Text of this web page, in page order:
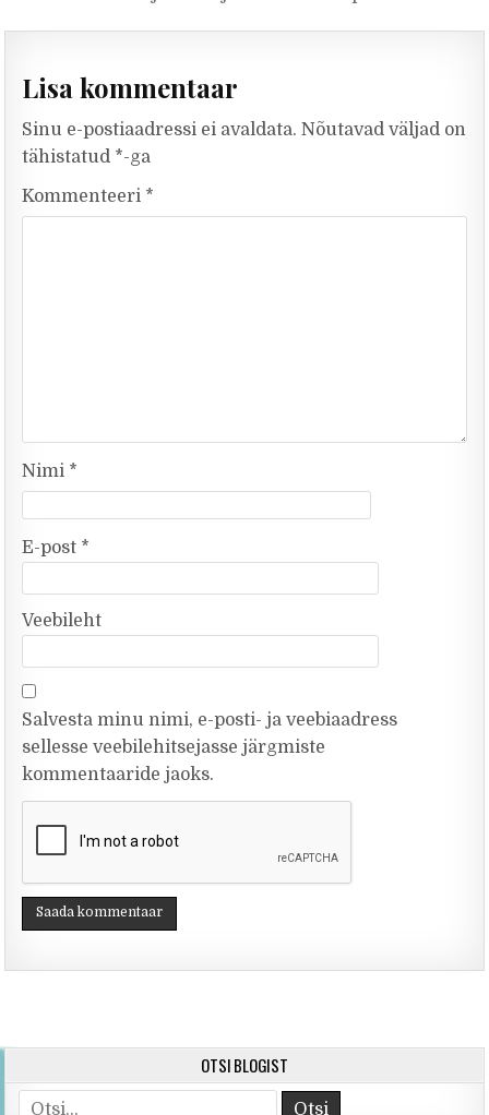
Lisa kommentaar
Sinu e-postiaadressi ei avaldata. Nõutavad väljad on
tähistatud *-ga
Kommenteeri *
Nimi *
E-post *
Veebileht
Salvesta minu nimi, e-posti- ja veebiaadress
sellesse veebilehitsejasse järgmiste
kommentaaride jaoks.
OTSI BLOGIST
Search for: